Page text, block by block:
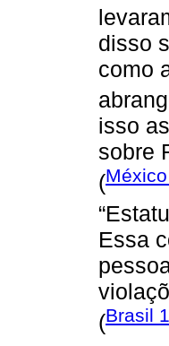
disso
como
isso
sobre
(
Essa
(Brasil